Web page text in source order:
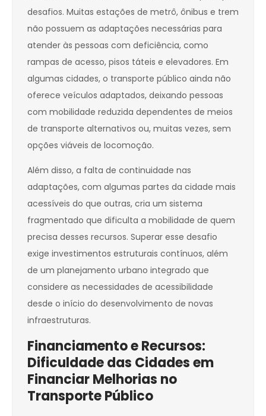
desafios. Muitas estações de metrô, ônibus e trem
não possuem as adaptações necessárias para
atender às pessoas com deficiência, como
rampas de acesso, pisos táteis e elevadores. Em
algumas cidades, o transporte público ainda não
oferece veículos adaptados, deixando pessoas
com mobilidade reduzida dependentes de meios
de transporte alternativos ou, muitas vezes, sem
opções viáveis de locomoção.
Além disso, a falta de continuidade nas
adaptações, com algumas partes da cidade mais
acessíveis do que outras, cria um sistema
fragmentado que dificulta a mobilidade de quem
precisa desses recursos. Superar esse desafio
exige investimentos estruturais contínuos, além
de um planejamento urbano integrado que
considere as necessidades de acessibilidade
desde o início do desenvolvimento de novas
infraestruturas.
Financiamento e Recursos:
Dificuldade das Cidades em
Financiar Melhorias no
Transporte Público